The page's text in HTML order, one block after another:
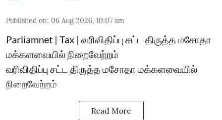
Published on: 06 Aug 2026, 10:07 am
Parliamnet | Tax | வரிவிதிப்பு சட்ட திருத்த மசோதா
மக்களவையில் நிறைவேற்றம்
வரிவிதிப்பு சட்ட திருத்த மசோதா மக்களவையில்
நிறைவேற்றம்
Read More